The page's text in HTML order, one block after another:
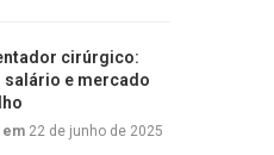
cirúrgico:
salário e mercado
em 22 de junho de 2025